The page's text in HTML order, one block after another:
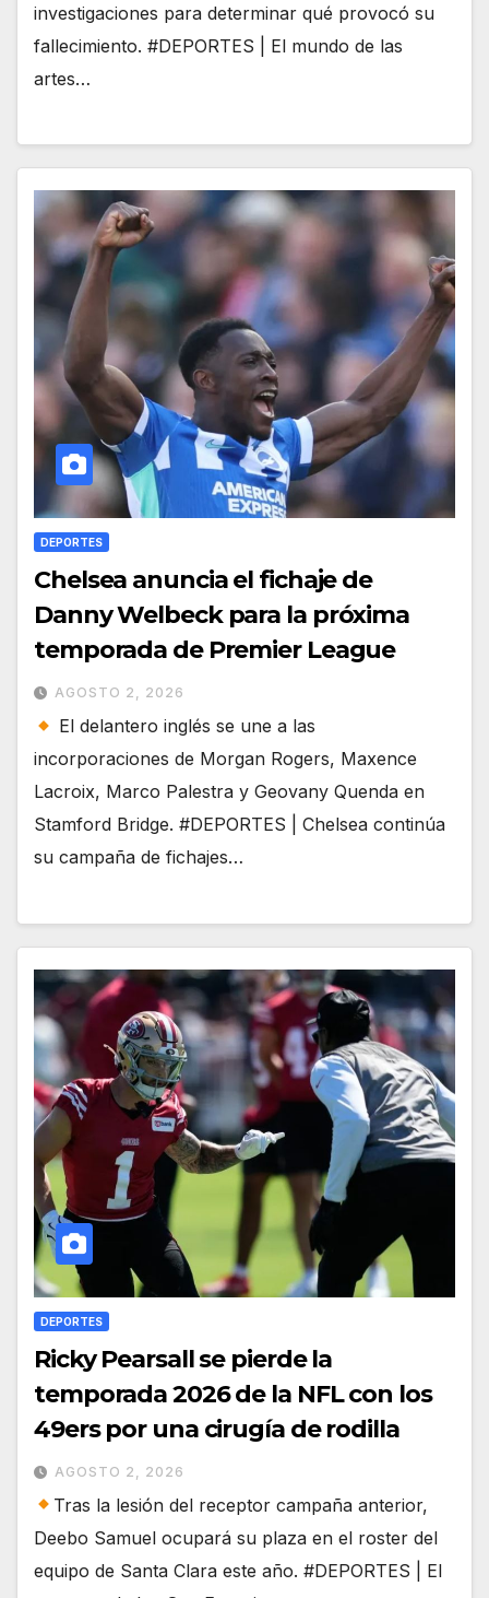
investigaciones para determinar qué provocó su
fallecimiento. #DEPORTES | El mundo de las
artes…
DEPORTES
Chelsea anuncia el fichaje de
Danny Welbeck para la próxima
temporada de Premier League
AGOSTO 2, 2026
El delantero inglés se une a las
incorporaciones de Morgan Rogers, Maxence
Lacroix, Marco Palestra y Geovany Quenda en
Stamford Bridge. #DEPORTES | Chelsea continúa
su campaña de fichajes…
DEPORTES
Ricky Pearsall se pierde la
temporada 2026 de la NFL con los
49ers por una cirugía de rodilla
AGOSTO 2, 2026
Tras la lesión del receptor campaña anterior,
Deebo Samuel ocupará su plaza en el roster del
equipo de Santa Clara este año. #DEPORTES | El